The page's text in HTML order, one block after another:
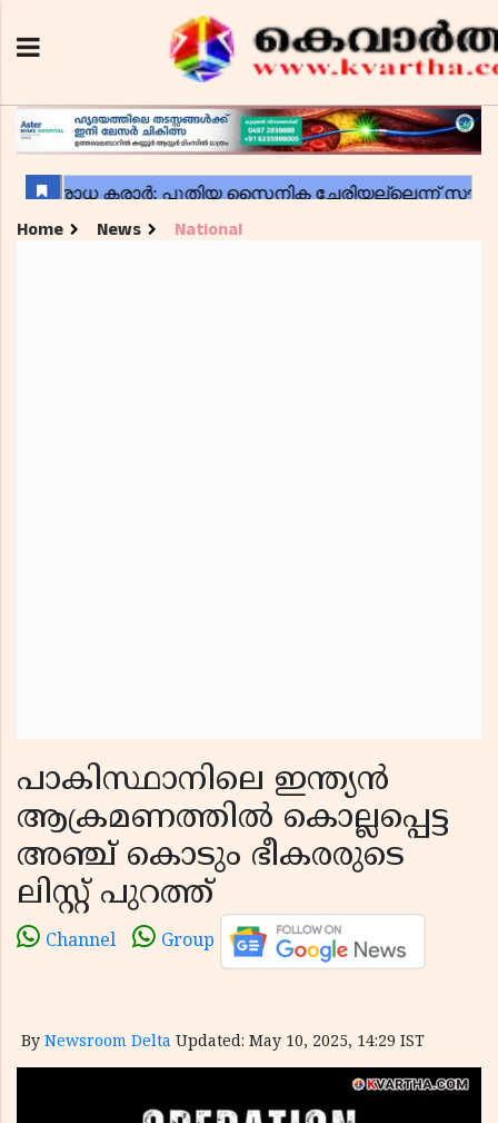
Home News National
പാകിസ്ഥാനിലെ ഇന്ത്യൻ
ആക്രമണത്തിൽ കൊല്ലപ്പെട്ട
അഞ്ച് കൊടും ഭീകരരുടെ
ലിസ്റ്റ് പുറത്ത്
Channel Group
By Newsroom Delta Updated: May 10, 2025, 14:29 IST